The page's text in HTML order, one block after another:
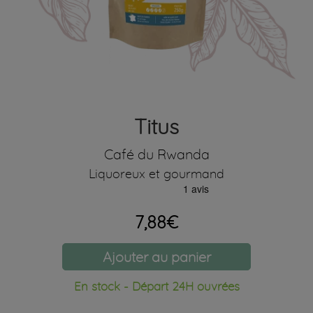
Titus
Café du Rwanda
Liquoreux et gourmand
7,88€
Ajouter au panier
En stock - Départ 24H ouvrées